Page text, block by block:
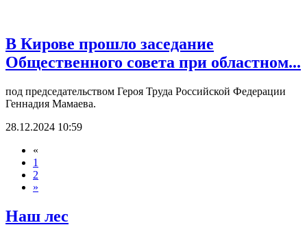
В Кирове прошло заседание
Общественного совета при областном...
под председательством Героя Труда Российской Федерации
Геннадия Мамаева.
28.12.2024 10:59
«
1
2
»
Наш лес